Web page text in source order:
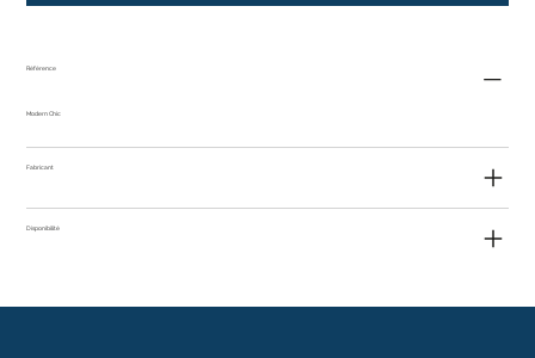
Référence
Modern Chic
Fabricant
Disponibilité